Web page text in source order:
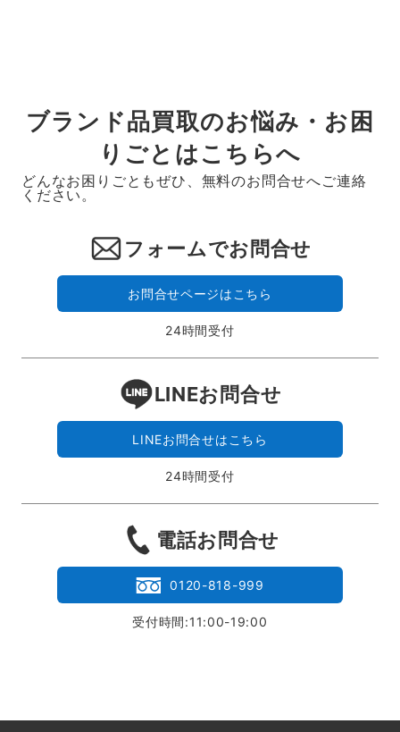
ブランド品買取のお悩み・お困
りごとはこちらへ
どんなお困りごともぜひ、無料のお問合せへご連絡
ください。
フォームでお問合せ
お問合せページはこちら
24時間受付
LINEお問合せ
LINEお問合せはこちら
24時間受付
電話お問合せ
0120-818-999
受付時間:11:00-19:00